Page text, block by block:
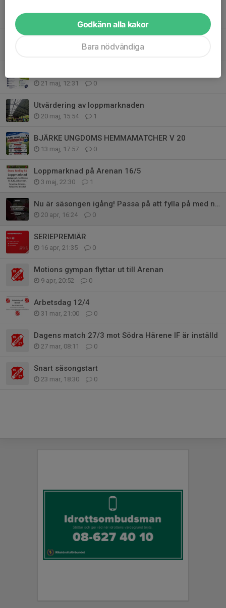
0
21 maj, 12:31 0
Utvärdering av loppmarknaden
20 maj, 15:54 1
BJÄRKE UNGDOMS HEMMAMATCHER V 20
13 maj, 17:57 0
Loppmarknad på Arenan 16/5
3 maj, 22:30 1
Nu är säsongen igång! Passa på att fylla på med nya kläder!
20 apr, 16:24 0
SERIEPREMIÄR
16 apr, 21:35 0
Motions gympan flyttar ut till Arenan
9 apr, 20:52 0
Arbetsdag 12/4
31 mar, 21:00 0
Dagens match 27/3 mot Södra Härene IF är inställd
27 mar, 08:11 0
Snart säsongstart
23 mar, 18:30 0
Godkänn alla kakor
Bara nödvändiga